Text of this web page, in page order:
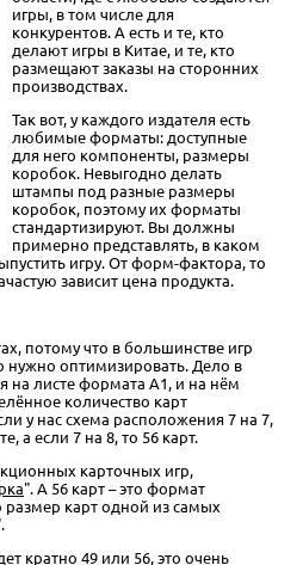
игры, в том числе для
конкурентов. А есть и те, кто
делают игры в Китае, и те, кто
размещают заказы на сторонних
производствах.
Так вот, у каждого издателя есть
любимые форматы: доступные
для него компоненты, размеры
коробок. Невыгодно делать
штампы под разные размеры
коробок, поэтому их форматы
стандартизируют. Вы должны
примерно представлять, в каком
игру. От форм-фактора, то
зависит цена продукта.
потому что в большинстве игр
нужно оптимизировать. Дело в
на листе формата А1, и на нём
количество карт
у нас схема расположения 7 на 7,
а если 7 на 8, то 56 карт.
карточных игр,
". А 56 карт – это формат
карт одной из самых
кратно 49 или 56, это очень